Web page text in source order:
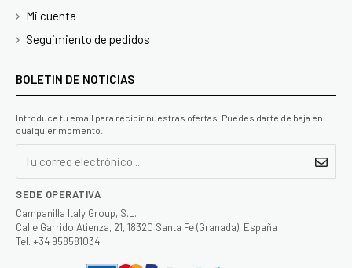
Mi cuenta
Seguimiento de pedidos
BOLETIN DE NOTICIAS
Introduce tu email para recibir nuestras ofertas. Puedes darte de baja en
cualquier momento.
SEDE OPERATIVA
Campanilla Italy Group, S.L.
Calle Garrido Atienza, 21, 18320 Santa Fe (Granada), España
Tel. +34 958581034